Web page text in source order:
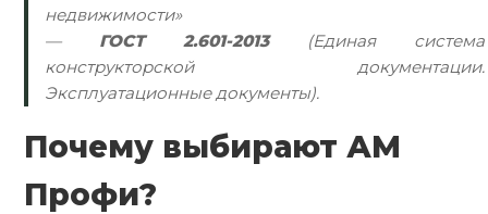
недвижимости»
— ГОСТ 2.601-2013(Единая система
конструкторской документации.
Эксплуатационные документы).
Почему выбирают АМ
Профи?